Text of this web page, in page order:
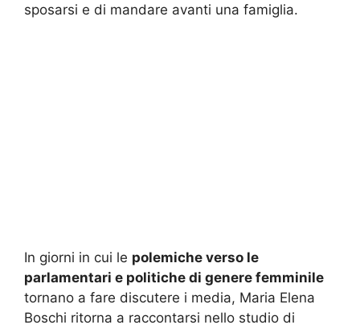
sposarsi e di mandare avanti una famiglia.
In giorni in cui le polemiche verso le
parlamentari e politiche di genere femminile
tornano a fare discutere i media, Maria Elena
Boschi ritorna a raccontarsi nello studio di